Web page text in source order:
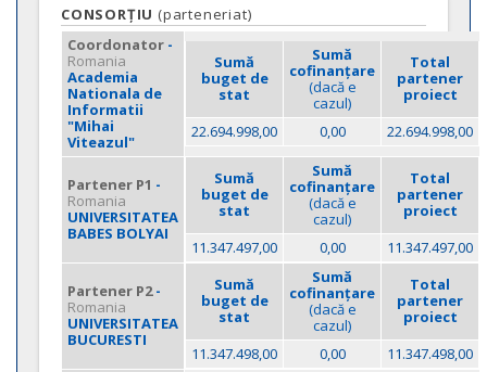
CONSORȚIU (parteneriat)
Coordonator -
Romania
Academia
Nationala de
Informatii
"Mihai
Viteazul"
Sumă
buget de
stat
Sumă
cofinanțare
(dacă e
cazul)
Total
partener
proiect
22.694.998,00
0,00 22.694.998,00
Partener P1 -
Romania
UNIVERSITATEA
BABES BOLYAI
Sumă
buget de
stat
Sumă
cofinanțare
(dacă e
cazul)
Total
partener
proiect
11.347.497,00
0,00 11.347.497,00
Partener P2-
Romania
UNIVERSITATEA
BUCURESTI
Sumă
buget de
stat
Sumă
cofinanțare
(dacă e
cazul)
Total
partener
proiect
11.347.498,00
0,00
11.347.498,00